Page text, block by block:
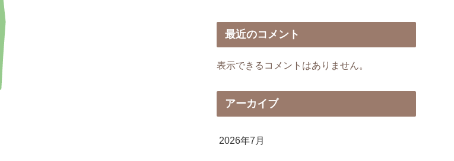
最近のコメント
表示できるコメントはありません。
アーカイブ
2026年7月